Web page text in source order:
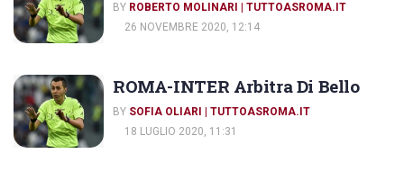
BY ROBERTO MOLINARI | TUTTOASROMA.IT
26 NOVEMBRE 2020, 12:14
ROMA-INTER Arbitra Di Bello
BY SOFIA OLIARI | TUTTOASROMA.IT
18 LUGLIO 2020, 11:31